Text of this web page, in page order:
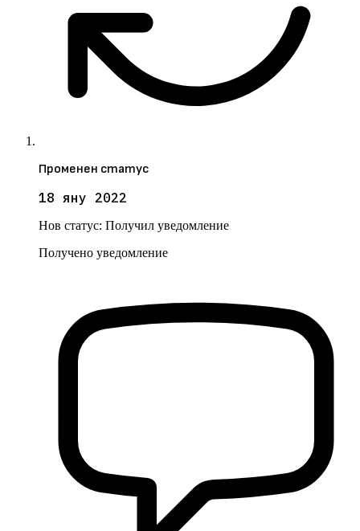
Променен статус
18 яну 2022
Нов статус: Получил уведомление
Получено уведомление